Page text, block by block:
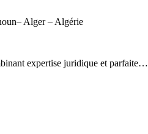
Alger – Algérie
expertise juridique et parfaite…